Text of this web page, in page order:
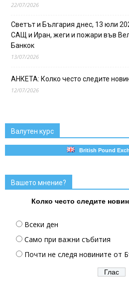
22/07/2026
Светът и България днес, 13 юли
САЩ и Иран, жеги и пожари във
Банкок
13/07/2026
АНКЕТА: Колко често следите
12/07/2026
Валутен курс
British Pound
Вашето мнение?
Колко често следите
Всеки ден
Само при важни събития
Почти не следя новините от